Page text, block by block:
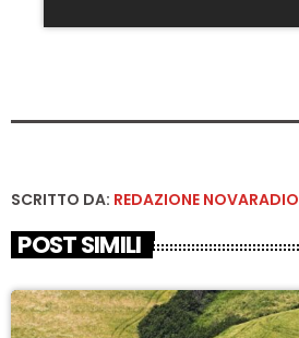
SCRITTO DA: REDAZIONE NOVARADIO
POST SIMILI